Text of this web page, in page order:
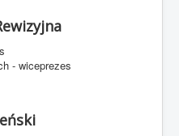
- wiceprezes